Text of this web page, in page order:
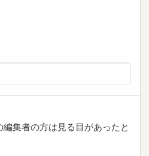
集者の方は見る目があったと